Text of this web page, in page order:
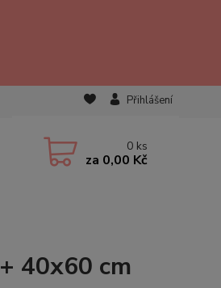
Přihlášení
0 ks
za 0,00 Kč
40x60 cm